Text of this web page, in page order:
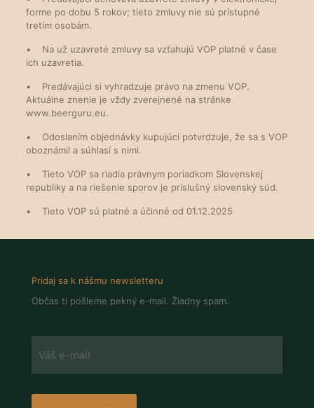
forme po dobu 5 rokov; tieto zmluvy nie sú prístupné
tretím osobám.
• Na už uzavreté zmluvy sa vzťahujú VOP platné v čase
ich uzavretia.
• Predávajúci si vyhradzuje právo na zmenu VOP.
Aktuálne znenie je vždy zverejnené na stránke
www.beerguru.eu.
• Odoslaním objednávky kupujúci potvrdzuje, že sa s VOP
oboznámil a súhlasí s nimi.
• Tieto VOP sa riadia právnym poriadkom Slovenskej
republiky a na riešenie sporov je príslušný slovenský súd.
• Tieto VOP sú platné a účinné od 01.12.2025
Pridaj sa k nášmu newsletteru
Občas ti pošleme pekný e-mail. Žiadny spam.